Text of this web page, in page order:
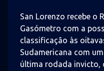
San Lorenzo recebe o
Gasómetro com a
classificação às
Sudamericana com
última rodada invicto,